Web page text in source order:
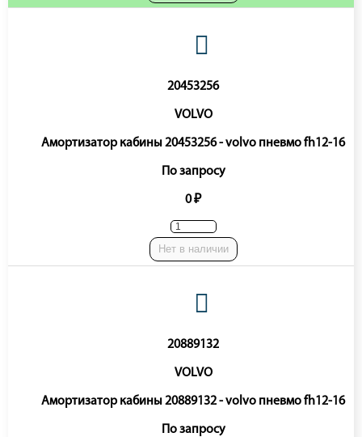
20453256
VOLVO
Амортизатор кабины 20453256 - volvo пневмо fh12-16
По запросу
0 ₽
Нет в наличии
20889132
VOLVO
Амортизатор кабины 20889132 - volvo пневмо fh12-16
По запросу